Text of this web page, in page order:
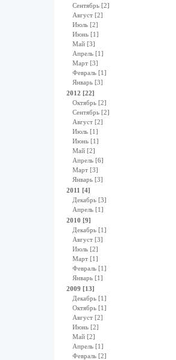
Сентябрь [2]
Август [2]
Июль [2]
Июнь [1]
Май [3]
Апрель [1]
Март [3]
Февраль [1]
Январь [3]
2012 [22]
Октябрь [2]
Сентябрь [2]
Август [2]
Июль [1]
Июнь [1]
Май [2]
Апрель [6]
Март [3]
Январь [3]
2011 [4]
Декабрь [3]
Апрель [1]
2010 [9]
Декабрь [1]
Август [3]
Июль [2]
Март [1]
Февраль [1]
Январь [1]
2009 [13]
Декабрь [1]
Октябрь [1]
Август [2]
Июнь [2]
Май [2]
Апрель [1]
Февраль [2]